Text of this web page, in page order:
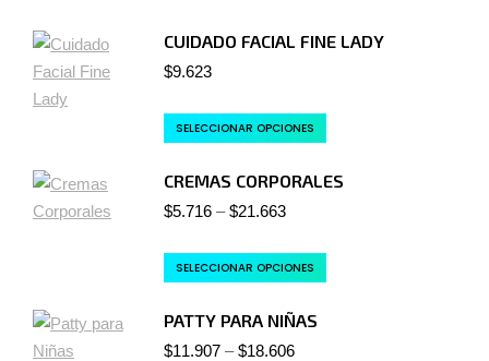
CUIDADO FACIAL FINE LADY
$9.623
SELECCIONAR OPCIONES
CREMAS CORPORALES
$5.716 –$21.663
SELECCIONAR OPCIONES
PATTY PARA NIÑAS
$11.907 –$18.606